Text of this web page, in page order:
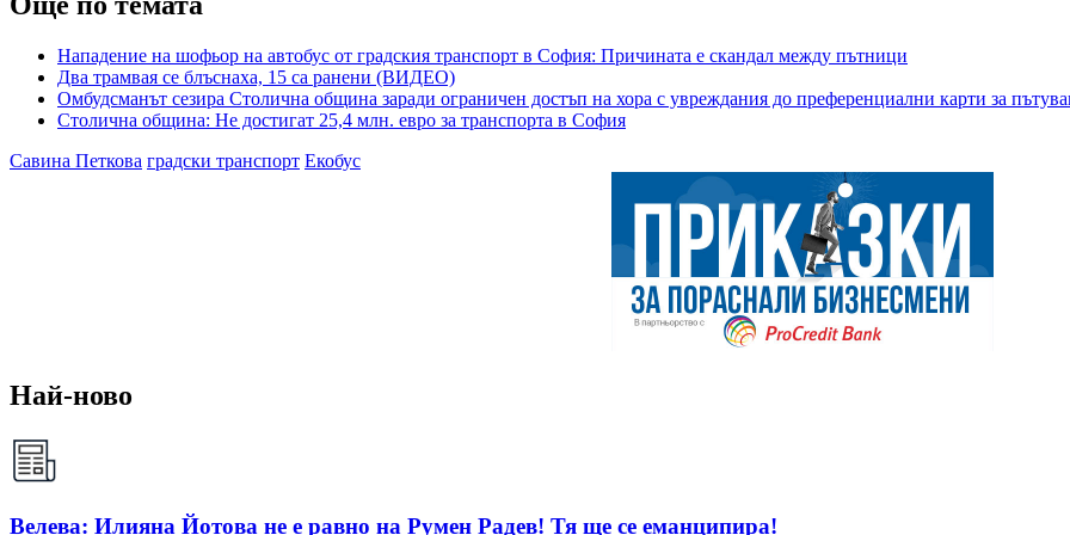
Нападение на шофьор на автобус от градския транспорт в София: Причината е скандал между пътници
Два трамвая се блъснаха, 15 са ранени (ВИДЕО)
Омбудсманът сезира Столична община заради ограничен достъп на хора с увреждания до преференциални карти за
Столична община: Не достигат 25,4 млн. евро за транспорта в София
Савина Петкова градски транспорт Екобус
Най-ново
Велева: Илияна Йотова не е равно на Румен Радев! Тя ще се еманципира!